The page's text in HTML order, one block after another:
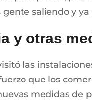
saliendo y
y otras
las
que los
medidas de